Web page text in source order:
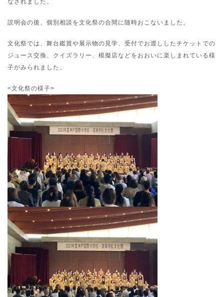
なされました。
説明会の後、個別相談を文化祭の合間に随時おこないました。
文化祭では、舞台鑑賞や展示物の見学、受付でお渡ししたチケットでの
ジュース交換、クイズラリー、模擬店などをおおいに楽しまれている様
子がみられました。
<文化祭の様子>